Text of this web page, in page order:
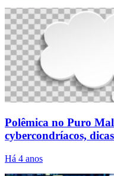
Polêmica no Puro
cybercondríacos,
Há 4 anos